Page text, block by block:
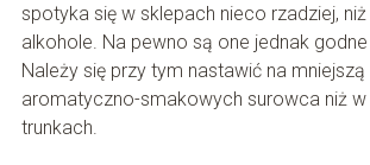
spotyka się w sklepach nieco rzadziej,
alkohole. Na pewno są one jednak
Należy się przy tym nastawić na mniejszą
aromatyczno-smakowych surowca niż w
trunkach.